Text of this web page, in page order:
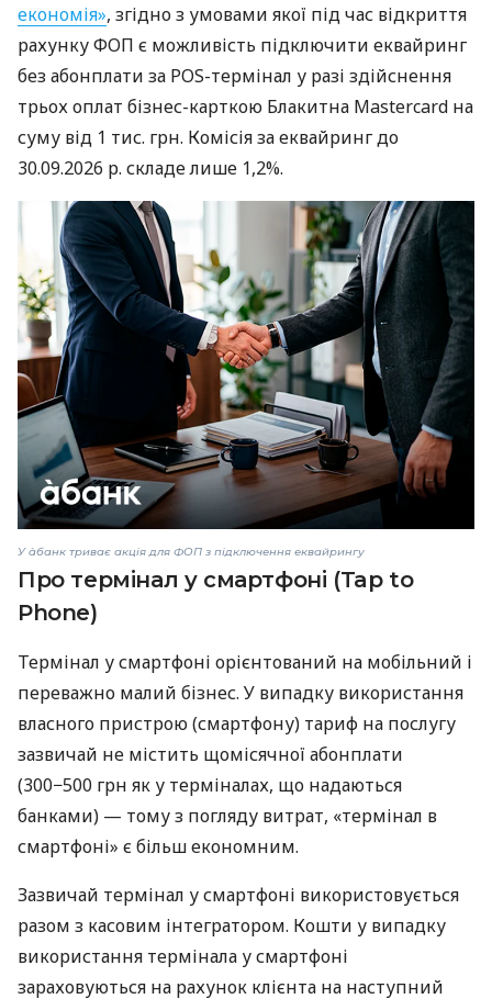
економія», згідно з умовами якої під час відкриття
рахунку ФОП є можливість підключити еквайринг
без абонплати за POS-термінал у разі здійснення
трьох оплат бізнес-карткою Блакитна Mastercard на
суму від 1 тис. грн. Комісія за еквайринг до
30.09.2026 р. складе лише 1,2%.
У àбанк триває акція для ФОП з підключення еквайрингу
Про термінал у смартфоні (Tap to
Phone)
Термінал у смартфоні орієнтований на мобільний і
переважно малий бізнес. У випадку використання
власного пристрою (смартфону) тариф на послугу
зазвичай не містить щомісячної абонплати
(300−500 грн як у терміналах, що надаються
банками) — тому з погляду витрат, «термінал в
смартфоні» є більш економним.
Зазвичай термінал у смартфоні використовується
разом з касовим інтегратором. Кошти у випадку
використання термінала у смартфоні
зараховуються на рахунок клієнта на наступний